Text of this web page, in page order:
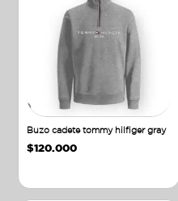
Buzo cadete tommy hilfiger gray
$120.000